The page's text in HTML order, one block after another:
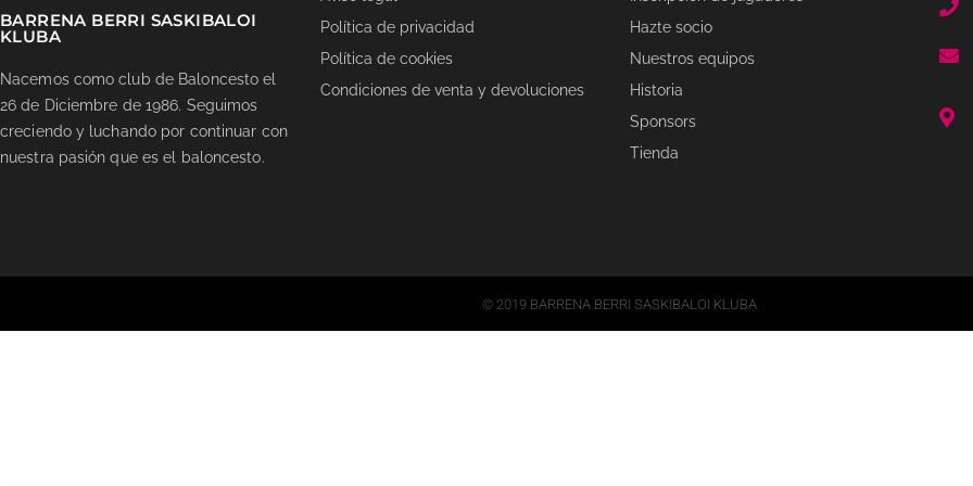
BARRENA BERRI SASKIBALOI
KLUBA
Nacemos como club de Baloncesto el
26 de Diciembre de 1986. Seguimos
creciendo y luchando por continuar con
nuestra pasión que es el baloncesto.
Política de privacidad
Política de cookies
Condiciones de venta y devoluciones
Hazte socio
Nuestros equipos
Historia
Sponsors
Tienda
© 2019 BARRENA BERRI SASKIBALOI KLUBA